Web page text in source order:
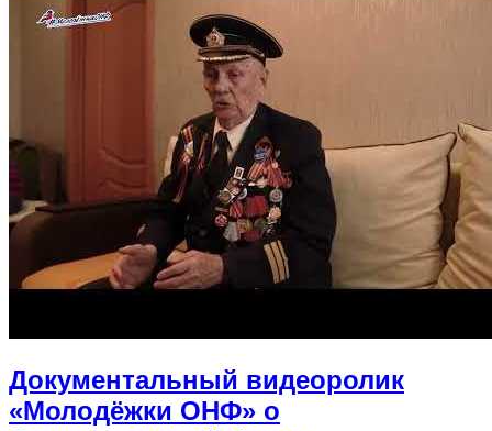
Документальный видеоролик
«Молодёжки ОНФ» о